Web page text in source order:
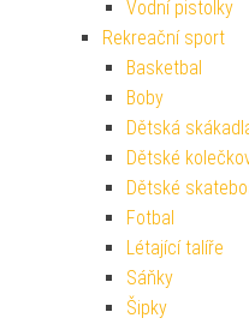
Vodní pistolky
Rekreační sport
Basketbal
Boby
Dětská
Dětské
Dětské
Fotbal
Létající talíře
Sáňky
Šipky